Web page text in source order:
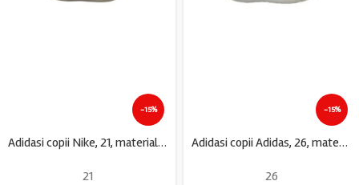
-15%
Adidasi copii Nike, 21, material textil, negru
21
-15%
Adidasi copii Adidas, 26, material textil, negru
26